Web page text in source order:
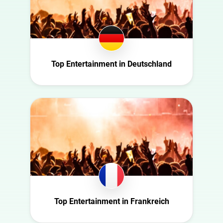
Bulgaria
Canada
Croatia
Schweiz
Republik
Deutschland
Ecuador
Entertainment
Ernährung
Familie
Gesundheit
Infrastruktur
Interieur
Kultur
Kunst
Natur
Politik
Top Entertainment in Deutschland
Top Entertainment in Frankreich